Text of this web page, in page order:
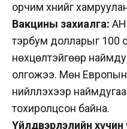
орчим хүнийг
Вакцины захиалга:
тэрбум долларыг 100
нөхцөлтэйгөөр
олгожээ. Мөн Европын
нийлүүлэхээр
тохиролцсон байна.
Үйлдвэрлэлийн хүчин